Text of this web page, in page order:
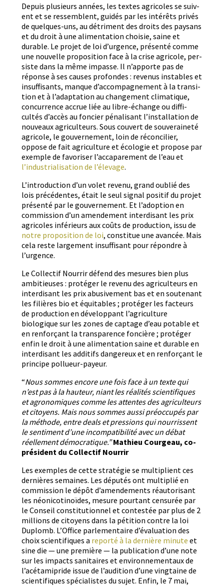
Depuis plusieurs années, les textes agri­coles se suiv­
ent et se ressem­blent, guidés par les intérêts privés
de quelques-uns, au détri­ment des droits des paysans
et du droit à une ali­men­ta­tion choisie, saine et
durable. Le pro­jet de loi d’urgence, présen­té comme
une nou­velle propo­si­tion face à la crise agri­cole, per­
siste dans la même impasse. Il n’apporte pas de
réponse à ses caus­es pro­fondes : revenus insta­bles et
insuff­isants, manque d’accompagnement à la tran­si­
tion et à l’adaptation au change­ment cli­ma­tique,
con­cur­rence accrue liée au libre-échange ou dif­fi­
cultés d’accès au fonci­er pénal­isant l’installation de
nou­veaux agricul­teurs. Sous cou­vert de sou­veraineté
agri­cole, le gou­verne­ment, loin de réc­on­cili­er,
oppose de fait agri­cul­ture et écolo­gie et pro­pose par
exem­ple de favoris­er l’accaparement de l’eau et
l’industrialisation de l’élevage.
L’introduction d’un volet revenu, grand oublié des
lois précé­dentes, était le seul sig­nal posi­tif du pro­jet
présen­té par le gou­verne­ment. Et l’adoption en
com­mis­sion d’un amende­ment inter­dis­ant les prix
agri­coles inférieurs aux coûts de pro­duc­tion, issu de
notre propo­si­tion de loi, con­stitue une avancée. Mais
cela reste large­ment insuff­isant pour répon­dre à
l’urgence.
Le Col­lec­tif Nour­rir défend des mesures bien plus
ambitieuses : pro­téger le revenu des agricul­teurs en
inter­dis­ant les prix abu­sive­ment bas et en sou­tenant
les fil­ières bio et équita­bles ; pro­téger les fac­teurs
de pro­duc­tion en dévelop­pant l’agriculture
biologique sur les zones de cap­tage d’eau potable et
en ren­forçant la trans­parence fon­cière ; pro­téger
enfin le droit à une ali­men­ta­tion saine et durable en
inter­dis­ant les addi­tifs dan­gereux et en ren­forçant le
principe pollueur-payeur.
“Nous sommes encore une fois face à un texte qui
n’est pas à la hau­teur, niant les réal­ités sci­en­tifiques
et agronomiques comme les attentes des agricul­teurs
et citoyens. Mais nous sommes aus­si préoc­cupés par
la méth­ode, entre deals et pres­sions qui nour­ris­sent
le sen­ti­ment d’une incom­pat­i­bil­ité avec un débat
réelle­ment démoc­ra­tique.”Math­ieu Courgeau, co-
prési­dent du Col­lec­tif Nourrir
Les exem­ples de cette stratégie se mul­ti­plient ces
dernières semaines. Les députés ont mul­ti­plié en
com­mis­sion le dépôt d’amendements réau­torisant
les néon­i­coti­noïdes, mesure pour­tant cen­surée par
le Con­seil con­sti­tu­tion­nel et con­testée par plus de 2
mil­lions de citoyens dans la péti­tion con­tre la loi
Duplomb. L’Office par­lemen­taire d’évaluation des
choix sci­en­tifiques a reporté à la dernière minute et
sine die — une pre­mière — la pub­li­ca­tion d’une note
sur les impacts san­i­taires et envi­ron­nemen­taux de
l’acétamipride issue de l’audition d’une ving­taine de
sci­en­tifiques spé­cial­istes du sujet. Enfin, le 7 mai,